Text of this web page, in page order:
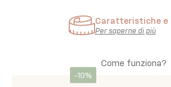
Caratteristiche e
Per saperne di più
Come funziona?
-10%